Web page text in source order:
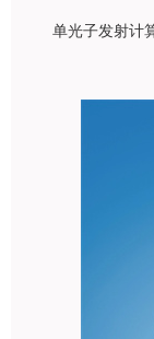
单光子发射计